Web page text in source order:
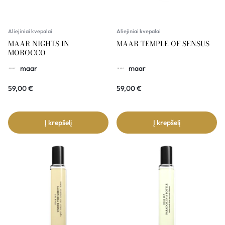
Aliejiniai kvepalai
MAAR NIGHTS IN
MOROCCO
maar
59,00€
Į krepšelį
Aliejiniai kvepalai
MAAR TEMPLE OF SENSUS
maar
59,00€
Į krepšelį